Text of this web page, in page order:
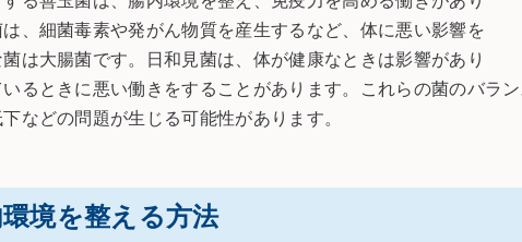
、細菌毒素や発がん物質を産生するなど、体に悪い影響を
は大腸菌です。日和見菌は、体が健康なときは影響があり
るときに悪い働きをすることがあります。これらの菌のバラ
などの問題が生じる可能性があります。
境を整える方法